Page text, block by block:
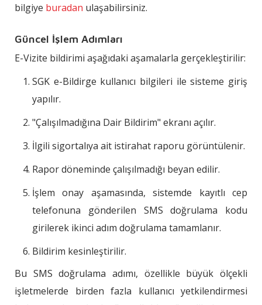
bilgiye buradan ulaşabilirsiniz.
Güncel İşlem Adımları
E-Vizite bildirimi aşağıdaki aşamalarla gerçekleştirilir:
SGK e-Bildirge kullanıcı bilgileri ile sisteme giriş
yapılır.
"Çalışılmadığına Dair Bildirim" ekranı açılır.
İlgili sigortalıya ait istirahat raporu görüntülenir.
Rapor döneminde çalışılmadığı beyan edilir.
İşlem onay aşamasında, sistemde kayıtlı cep
telefonuna gönderilen SMS doğrulama kodu
girilerek ikinci adım doğrulama tamamlanır.
Bildirim kesinleştirilir.
Bu SMS doğrulama adımı, özellikle büyük ölçekli
işletmelerde birden fazla kullanıcı yetkilendirmesi